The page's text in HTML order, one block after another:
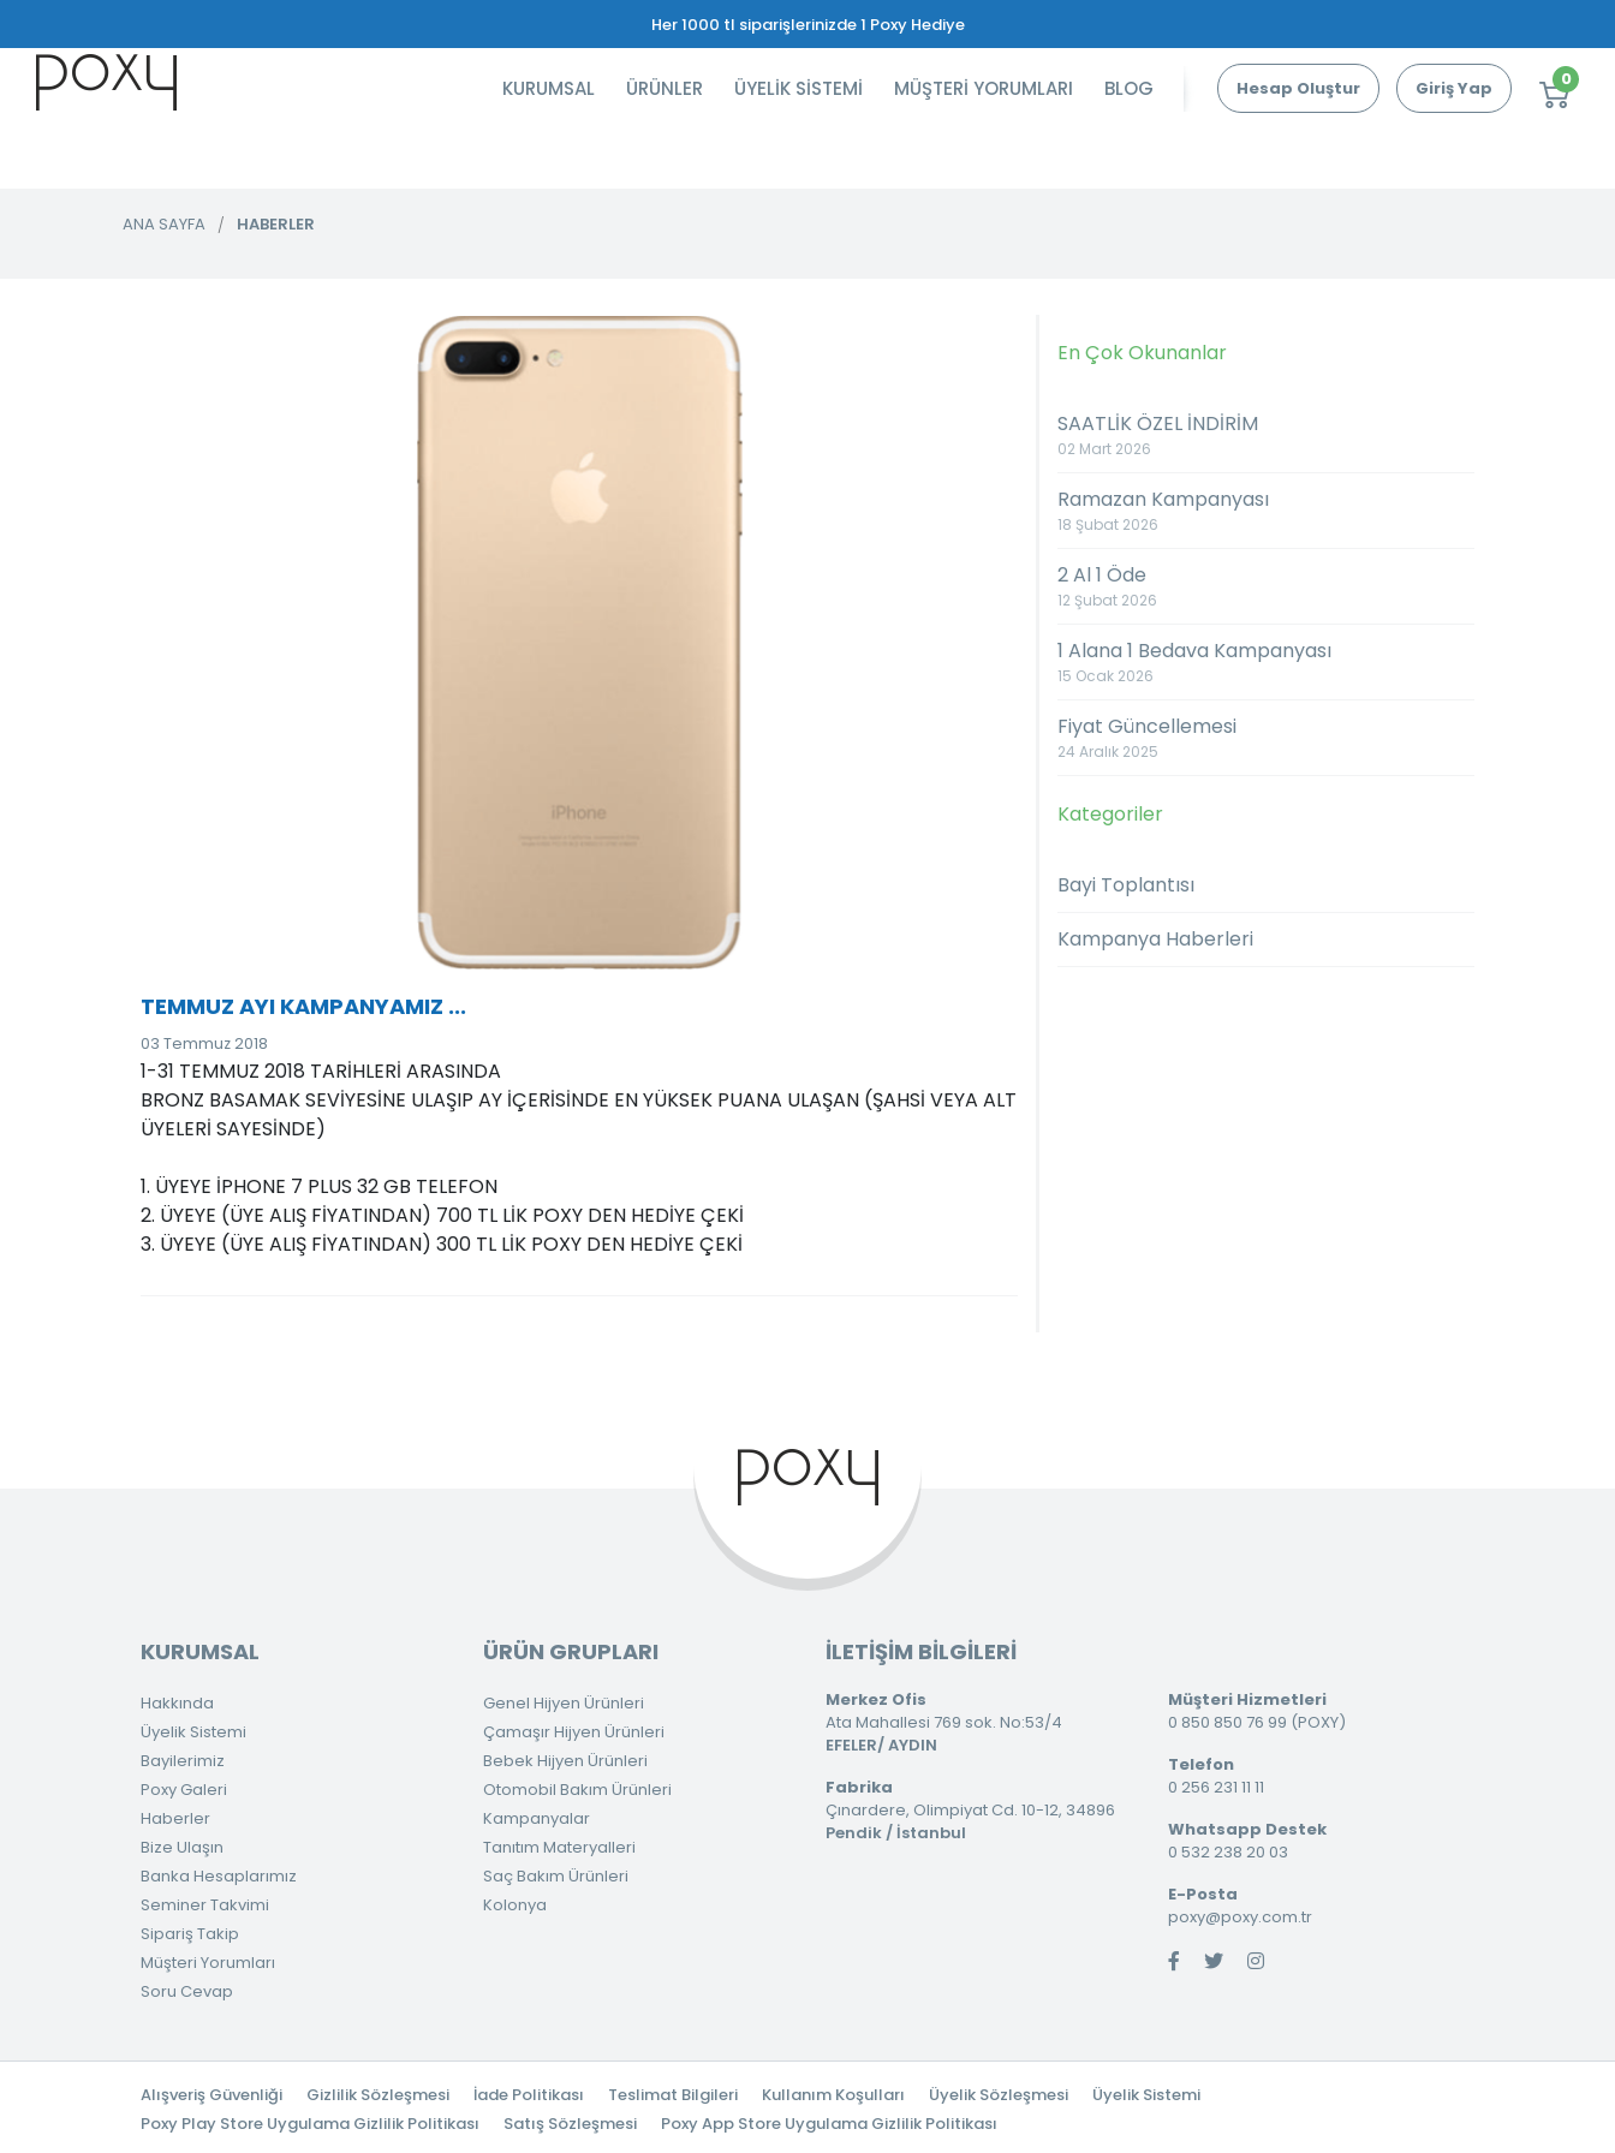
Her 1000 tl siparişlerinizde 1 Poxy Hediye
KURUMSAL ÜRÜNLER ÜYELİK SİSTEMİ MÜŞTERİ YORUMLARI BLOG Hesap Oluştur Giriş Yap 0
ANA SAYFA HABERLER
TEMMUZ AYI KAMPANYAMIZ ...
03 Temmuz 2018
1-31 TEMMUZ 2018 TARİHLERİ ARASINDA
BRONZ BASAMAK SEVİYESİNE ULAŞIP AY İÇERİSİNDE EN YÜKSEK PUANA ULAŞAN (ŞAHSİ VEYA ALT
ÜYELERİ SAYESİNDE)
1. ÜYEYE İPHONE 7 PLUS 32 GB TELEFON
2. ÜYEYE (ÜYE ALIŞ FİYATINDAN) 700 TL LİK POXY DEN HEDİYE ÇEKİ
3. ÜYEYE (ÜYE ALIŞ FİYATINDAN) 300 TL LİK POXY DEN HEDİYE ÇEKİ
En Çok Okunanlar
SAATLİK ÖZEL İNDİRİM
02 Mart 2026
Ramazan Kampanyası
18 Şubat 2026
2 Al 1 Öde
12 Şubat 2026
1 Alana 1 Bedava Kampanyası
15 Ocak 2026
Fiyat Güncellemesi
24 Aralık 2025
Kategoriler
Bayi Toplantısı
Kampanya Haberleri
KURUMSAL
Hakkında
Üyelik Sistemi
Bayilerimiz
Poxy Galeri
Haberler
Bize Ulaşın
Banka Hesaplarımız
Seminer Takvimi
Sipariş Takip
Müşteri Yorumları
Soru Cevap
ÜRÜN GRUPLARI
Genel Hijyen Ürünleri
Çamaşır Hijyen Ürünleri
Bebek Hijyen Ürünleri
Otomobil Bakım Ürünleri
Kampanyalar
Tanıtım Materyalleri
Saç Bakım Ürünleri
Kolonya
İLETİŞİM BİLGİLERİ
Merkez Ofis
Ata Mahallesi 769 sok. No:53/4
EFELER/ AYDIN
Fabrika
Çınardere, Olimpiyat Cd. 10-12, 34896
Pendik / İstanbul
Müşteri Hizmetleri
0 850 850 76 99 (POXY)
Telefon
0 256 231 11 11
Whatsapp Destek
0 532 238 20 03
E-Posta
poxy@poxy.com.tr
Alışveriş Güvenliği Gizlilik Sözleşmesi İade Politikası Teslimat Bilgileri Kullanım Koşulları Üyelik Sözleşmesi
Üyelik Sistemi
Poxy Play Store Uygulama Gizlilik Politikası
Satış Sözleşmesi Poxy App Store Uygulama Gizlilik Politikası